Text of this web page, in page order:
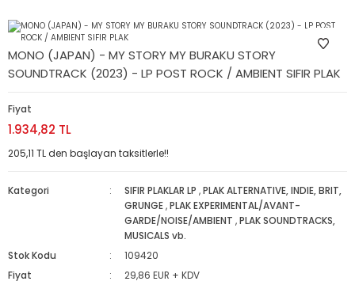
MONO (JAPAN) - MY STORY MY BURAKU STORY
SOUNDTRACK (2023) - LP POST ROCK / AMBIENT SIFIR PLAK
Fiyat
1.934,82 TL
205,11 TL den başlayan taksitlerle!!
Kategori SIFIR PLAKLAR LP ,PLAK ALTERNATIVE, INDIE, BRIT,
GRUNGE ,PLAK EXPERIMENTAL/AVANT-
GARDE/NOISE/AMBIENT ,PLAK SOUNDTRACKS,
MUSICALS vb.
Stok Kodu
109420
Fiyat
29,86 EUR + KDV